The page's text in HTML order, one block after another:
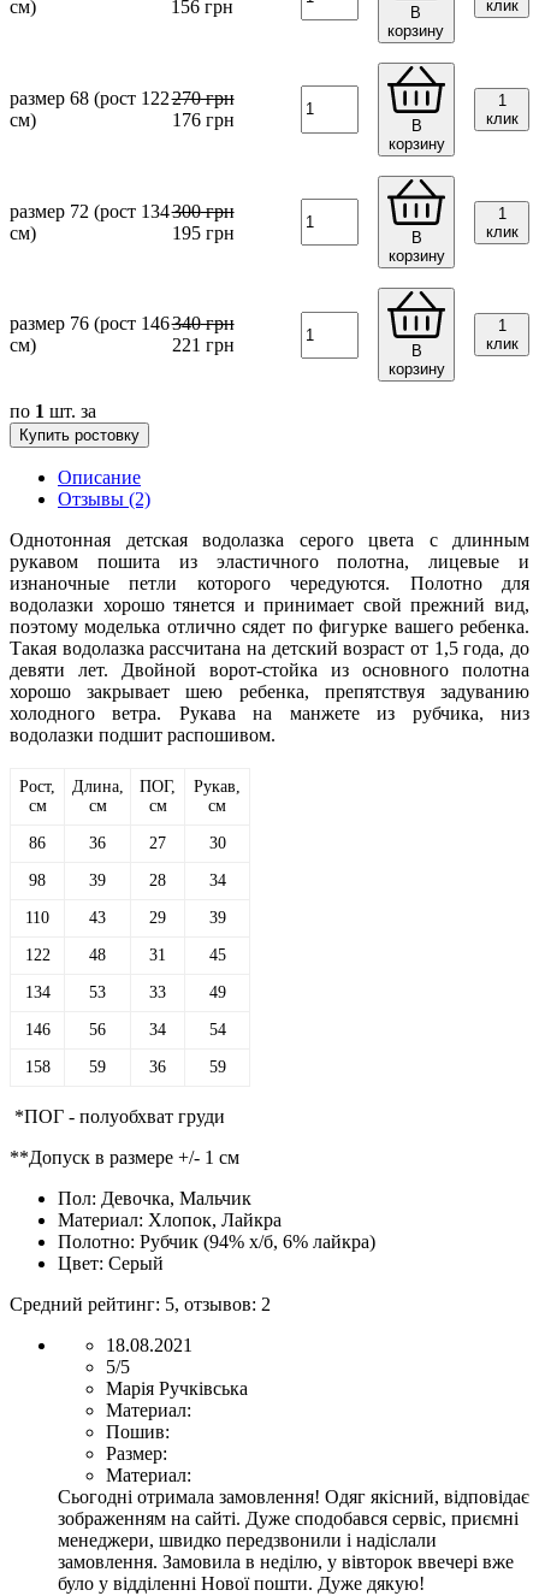
см)
156 грн
В
корзину
клик
размер 68 (рост 122
см)
270грн
176грн
В
корзину
1
клик
размер 72 (рост 134
см)
300грн
195грн
В
корзину
1
клик
размер 76 (рост 146
см)
340грн
221 грн
В
корзину
1
клик
по 1 шт. за
Купить ростовку
Описание
Отзывы (2)
Однотонная детская водолазка серого цвета с длинным
рукавом пошита из эластичного полотна, лицевые и
изнаночные петли которого чередуются. Полотно для
водолазки хорошо тянется и принимает свой прежний вид,
поэтому моделька отлично сядет по фигурке вашего ребенка.
Такая водолазка рассчитана на детский возраст от 1,5 года, до
девяти лет. Двойной ворот-стойка из основного полотна
хорошо закрывает шею ребенка, препятствуя задуванию
холодного ветра. Рукава на манжете из рубчика, низ
водолазки подшит распошивом.
Рост,
см
Длина,
см
ПОГ,
см
Рукав,
см
86 36 27 30
98 39 28 34
110 43 29 39
122 48 31 45
134 53 33 49
146 56 34 54
158 59 36 59
*ПОГ - полуобхват груди
**Допуск в размере +/- 1 см
Пол: Девочка, Мальчик
Материал: Хлопок, Лайкра
Полотно: Рубчик (94% х/б, 6% лайкра)
Цвет: Серый
Средний рейтинг: 5, отзывов: 2
18.08.2021
5/5
Марія Ручківська
Материал:
Пошив:
Размер:
Материал:
Сьогодні отримала замовлення! Одяг якісний, відповідає
зображенням на сайті. Дуже сподобався сервіс, приємні
менеджери, швидко передзвонили і надіслали
замовлення. Замовила в неділю, у вівторок ввечері вже
було у відділенні Нової пошти. Дуже дякую!